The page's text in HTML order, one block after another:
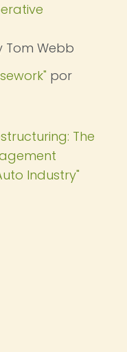
Tom Webb
por
The
Industry"